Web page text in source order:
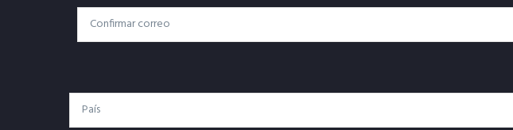
Correo
Electrónico
Correo Electrónico
País